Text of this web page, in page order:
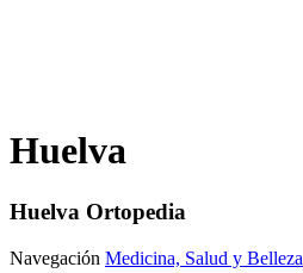
Huelva
Huelva Ortopedia
Navegación Medicina, Salud y Belleza